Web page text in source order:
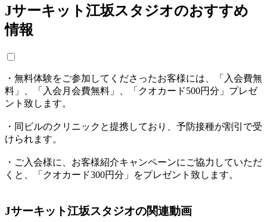
Jサーキット江坂スタジオのおすすめ
情報
・無料体験をご参加してくださったお客様には、「入会費無
料」、「入会月会費無料」、「クオカード500円分」プレゼ
ント致します。
・同ビルのクリニックと提携しており、予防接種が割引で受
けられます。
・ご入会様に、お客様紹介キャンペーンにご協力していただ
くと、「クオカード300円分」をプレゼント致します。
Jサーキット江坂スタジオの関連動画